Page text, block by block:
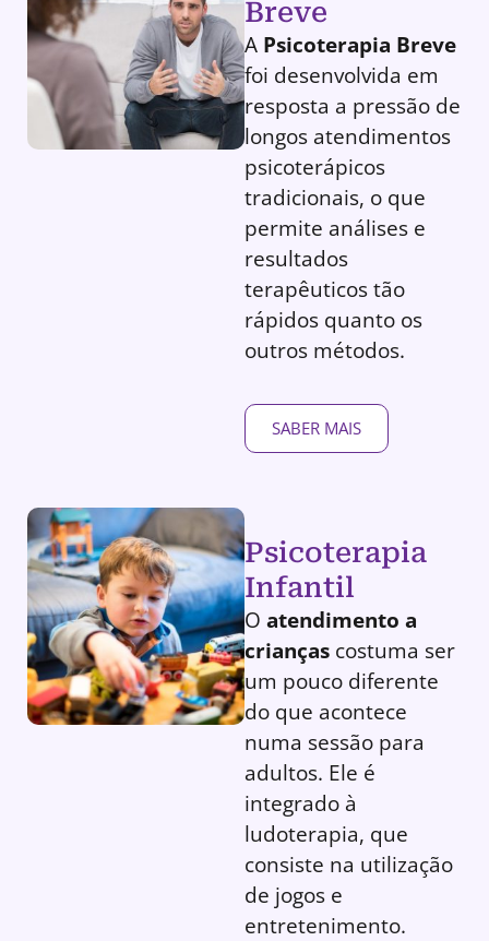
Breve
A Psicoterapia Breve
foi desenvolvida em
resposta a pressão de
longos atendimentos
psicoterápicos
tradicionais, o que
permite análises e
resultados
terapêuticos tão
rápidos quanto os
outros métodos.
SABER MAIS
Psicoterapia
Infantil
O atendimento a
crianças costuma ser
um pouco diferente
do que acontece
numa sessão para
adultos. Ele é
integrado à
ludoterapia, que
consiste na utilização
de jogos e
entretenimento.